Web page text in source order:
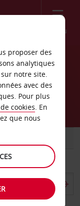
Menu
proposer des
analytiques
notre site.
avec des
Pour plus
cookies. En
que nous